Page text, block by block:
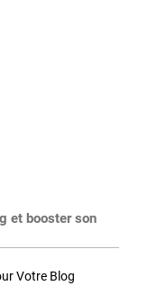
et booster son
Votre Blog